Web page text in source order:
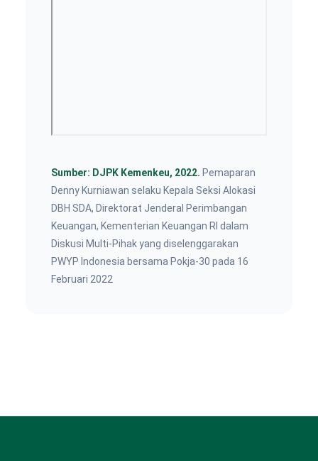
Sumber: DJPK Kemenkeu, 2022. Pemaparan
Denny Kurniawan selaku Kepala Seksi Alokasi
DBH SDA, Direktorat Jenderal Perimbangan
Keuangan, Kementerian Keuangan RI dalam
Diskusi Multi-Pihak yang diselenggarakan
PWYP Indonesia bersama Pokja-30 pada 16
Februari 2022